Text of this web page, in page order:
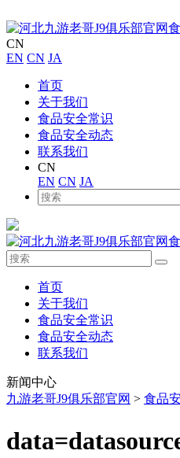
CN
EN CN JA
首页
关于我们
食品安全常识
食品安全动态
联系我们
CN
EN CN JA
首页
关于我们
食品安全常识
食品安全动态
联系我们
新闻中心
九游老哥J9俱乐部官网 > 食品